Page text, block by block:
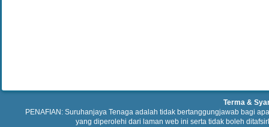
Terma &
PENAFIAN: Suruhanjaya Tenaga adalah tidak bertanggungjawab bagi
yang diperolehi dari laman web ini serta tidak boleh